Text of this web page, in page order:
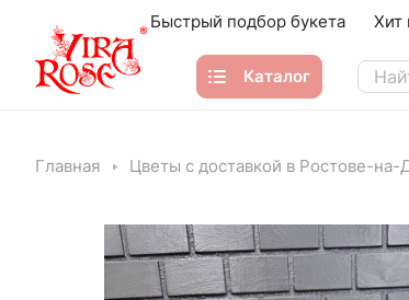
Быстрый подбор букета Хит
Каталог
Главная Цветы с доставкой в Ростове-на-